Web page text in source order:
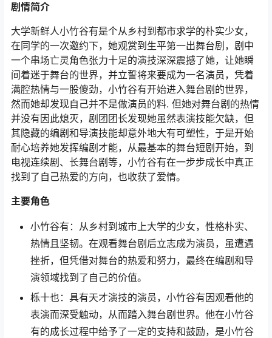
剧情简介
大学新鲜人小竹谷有是个从乡村到都市求学的朴实少女，
在同学的一次邀约下，她观赏到生平第一出舞台剧，剧中
一个串场亡灵角色张力十足的演技深深震撼了她，让她瞬
间着迷于舞台的世界，并立誓将来要成为一名演员，凭着
满腔热情与一股傻劲，小竹谷有开始进入舞台剧的世界，
然而她却发现自己并不是做演员的料. 但她对舞台剧的热情
并没有因此熄灭，剧团团长发现她虽然表演技能欠缺，但
其隐藏的编剧和导演技能却意外地大有可塑性，于是开始
耐心培养她发挥编剧才能，从最基本的舞台短剧开始，到
电视连续剧、长舞台剧等，小竹谷有在一步步成长中真正
找到了自己热爱的方向，也收获了爱情。
主要角色
小竹谷有：从乡村到城市上大学的少女，性格朴实、
热情且坚韧。在观看舞台剧后立志成为演员，虽遭遇
挫折，但凭借对舞台的热爱和努力，最终在编剧和导
演领域找到了自己的价值。
栎十也：具有天才演技的演员，小竹谷有因观看他的
表演而深受触动，从而踏入舞台剧世界。他在小竹谷
有的成长过程中给予了一定的支持和鼓励，是小竹谷